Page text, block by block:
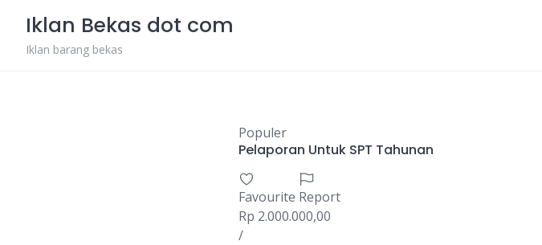
content
Iklan Bekas dot com
Iklan barang bekas
Populer
Pelaporan Untuk SPT Tahunan
Favourite Report
Rp 2.000.000,00
/